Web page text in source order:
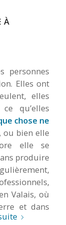
À
personnes
Elles ont
elles
qu’elles
chose ne
ou bien elle
elle se
produire
Valais, où
et dans